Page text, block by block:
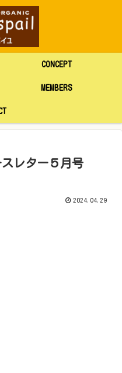
CONCEPT
MEMBERS
レター５月号
2024.04.29